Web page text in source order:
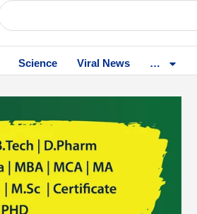
Science Viral News …